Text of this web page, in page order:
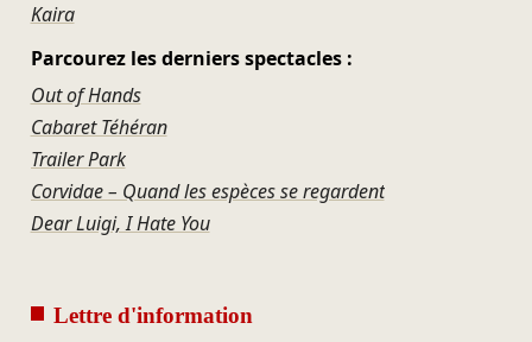
Kaira
Parcourez les derniers spectacles :
Out of Hands
Cabaret Téhéran
Trailer Park
Corvidae – Quand les espèces se regardent
Dear Luigi, I Hate You
Lettre d'information